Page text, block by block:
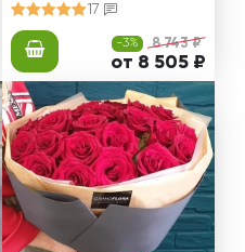
17
-3% 8 743 ₽
от 8 505 ₽